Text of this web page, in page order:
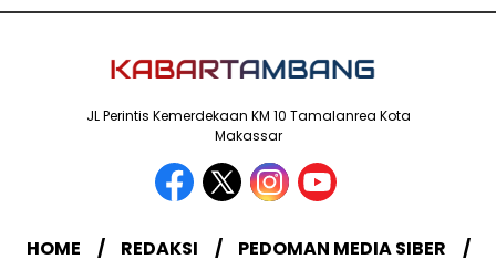
JL Perintis Kemerdekaan KM 10 Tamalanrea Kota
Makassar
HOME REDAKSI PEDOMAN MEDIA SIBER